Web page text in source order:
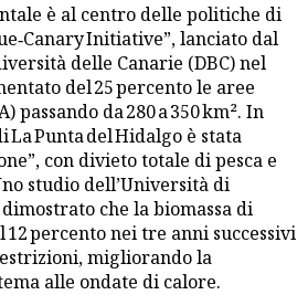
è al centro delle politiche di
Initiative”, lanciato dal
delle Canarie (DBC) nel
del 25 percento le aree
passando da 280 a 350 km². In
Punta del Hidalgo è stata
con divieto totale di pesca e
studio dell’Università di
dimostrato che la biomassa di
percento nei tre anni successivi
migliorando la
alle ondate di calore.